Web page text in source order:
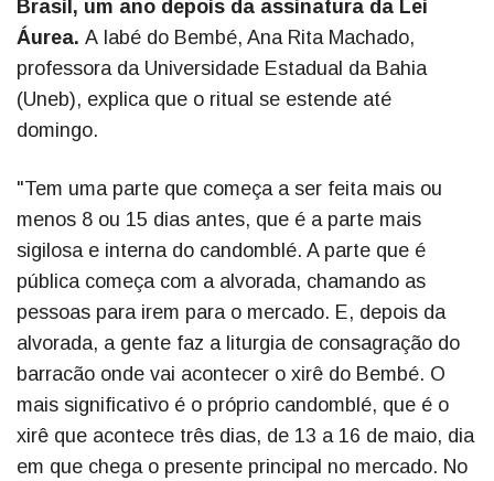
Brasil, um ano depois da assinatura da Lei
Áurea. A Iabé do Bembé, Ana Rita Machado,
professora da Universidade Estadual da Bahia
(Uneb), explica que o ritual se estende até
domingo.
"Tem uma parte que começa a ser feita mais ou
menos 8 ou 15 dias antes, que é a parte mais
sigilosa e interna do candomblé. A parte que é
pública começa com a alvorada, chamando as
pessoas para irem para o mercado. E, depois da
alvorada, a gente faz a liturgia de consagração do
barracão onde vai acontecer o xirê do Bembé. O
mais significativo é o próprio candomblé, que é o
xirê que acontece três dias, de 13 a 16 de maio, dia
em que chega o presente principal no mercado. No